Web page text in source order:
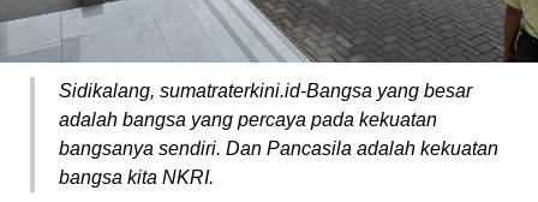
Sidikalang, sumatraterkini.id-Bangsa yang besar
adalah bangsa yang percaya pada kekuatan
bangsanya sendiri. Dan Pancasila adalah kekuatan
bangsa kita NKRI.